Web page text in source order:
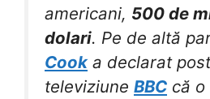
americani, 500 de
dolari. Pe de altă
Cook a declarat
televiziune BBC că o